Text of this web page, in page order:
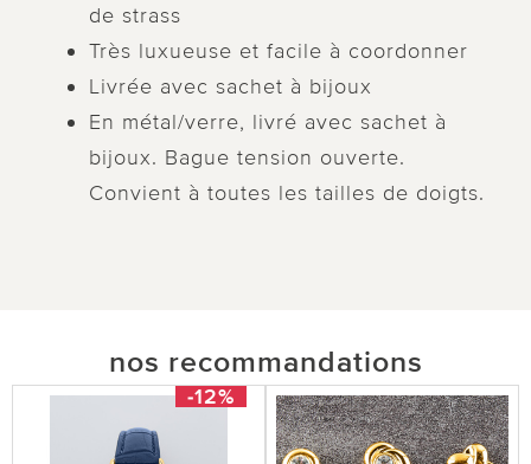
de strass
Très luxueuse et facile à coordonner
Livrée avec sachet à bijoux
En métal/verre, livré avec sachet à
bijoux. Bague tension ouverte.
Convient à toutes les tailles de doigts.
nos recommandations
-12%